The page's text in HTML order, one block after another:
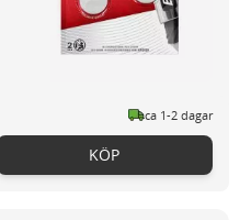
ca 1-2 dagar
KÖP